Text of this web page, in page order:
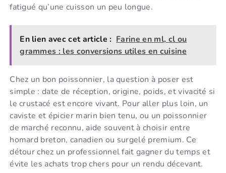
fatigué qu’une cuisson un peu longue.
En lien avec cet article : Farine en ml, cl ou
grammes : les conversions utiles en cuisine
Chez un bon poissonnier, la question à poser est
simple : date de réception, origine, poids, et vivacité si
le crustacé est encore vivant. Pour aller plus loin, un
caviste et épicier marin bien tenu, ou un poissonnier
de marché reconnu, aide souvent à choisir entre
homard breton, canadien ou surgelé premium. Ce
détour chez un professionnel fait gagner du temps et
évite les achats trop chers pour un rendu décevant.